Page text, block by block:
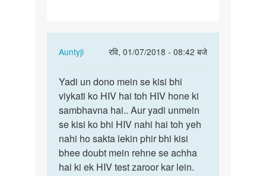
Auntyji
रवि, 01/07/2018 - 08:42 बजे
In
to
Main
ek
larkye
k
sath
sex…
Yadi
un
dono
mein
se
kisi…
Yadi un dono mein se kisi bhi
viykati ko HIV hai toh HIV hone ki
sambhavna hai.. Aur yadi unmein
se kisi ko bhi HIV nahi hai toh yeh
nahi ho sakta lekin phir bhi kisi
bhee doubt mein rehne se achha
hai ki ek HIV test zaroor kar lein.